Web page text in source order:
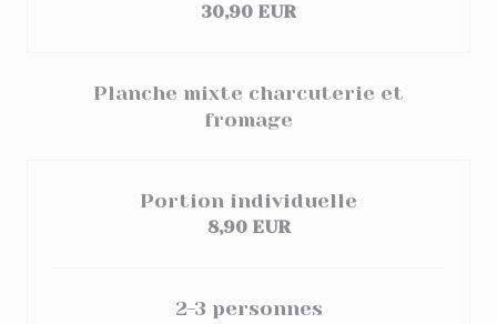
30,90 EUR
Planche mixte charcuterie et
fromage
Portion individuelle
8,90 EUR
2-3 personnes